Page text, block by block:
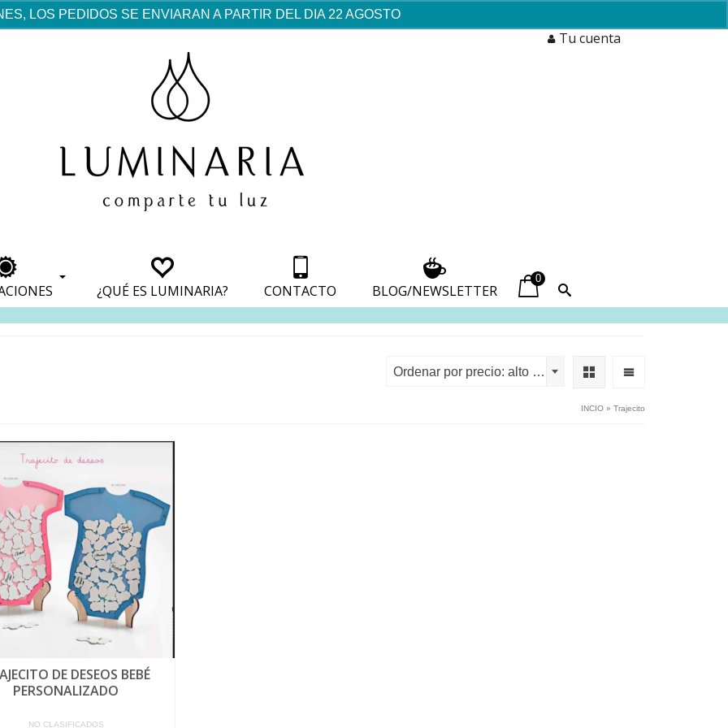
LOS PEDIDOS SE ENVIARAN A PARTIR DEL DIA 22 AGOSTO
Tu cuenta
avec une analyse de son
¿QUÉ ES LUMINARIA? CONTACTO BLOG/NEWSLETTER
0
Ordenar por precio: alto a bajo
INCIO » Trajecito
DE DESEOS BEBÉ
PERSONALIZADO
NO CLASIFICADOS